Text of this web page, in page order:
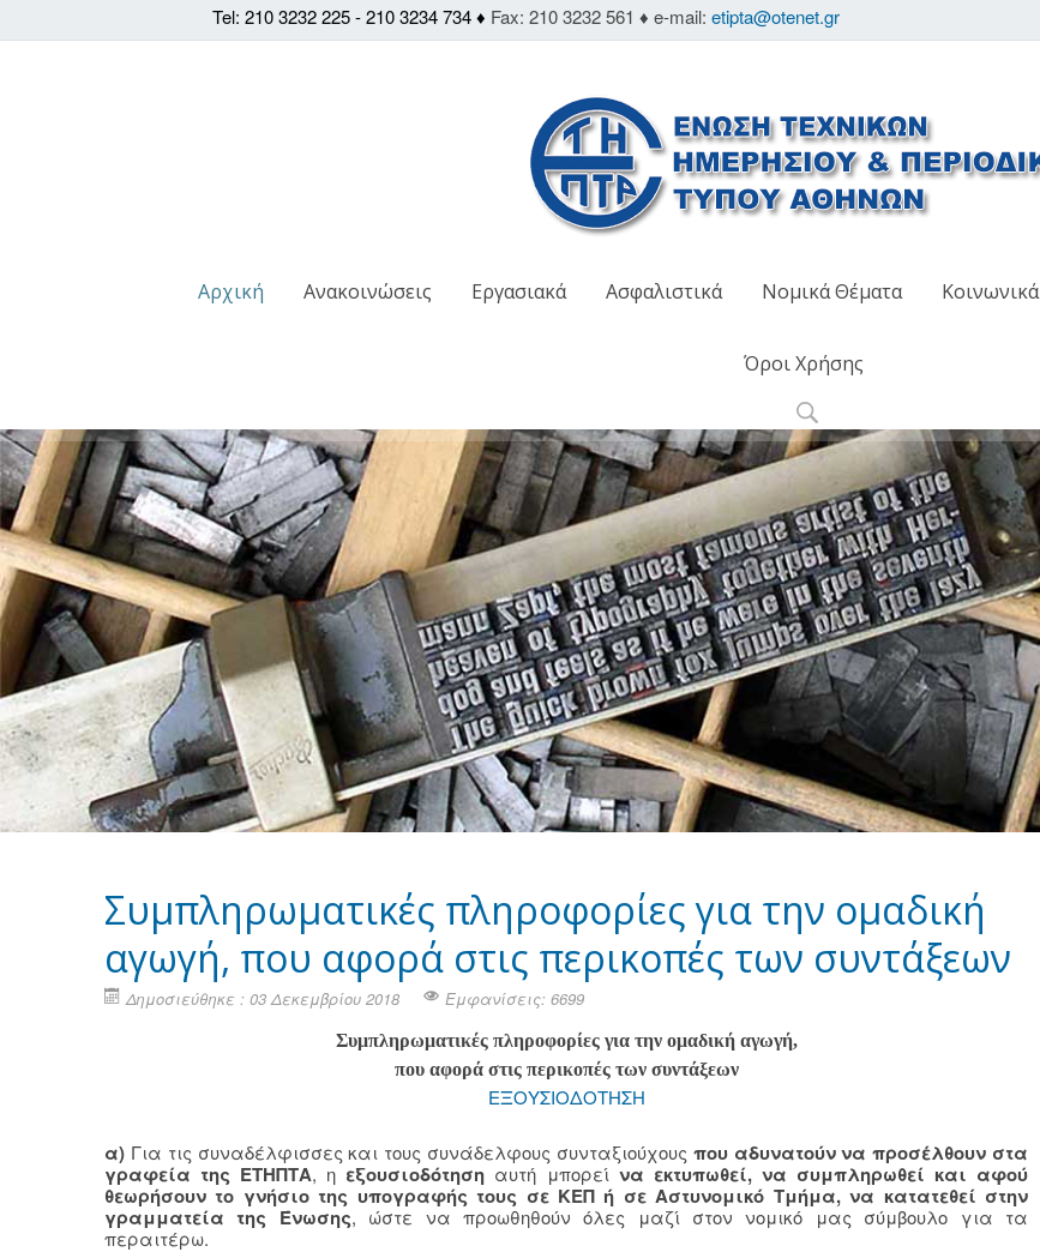
Tel: 210 3232 225 - 210 3234 734 ♦ Fax: 210 3232 561 ♦ e-mail: etipta@otenet.gr
Αρχική Ανακοινώσεις Εργασιακά Ασφαλιστικά Νομικά Θέματα Κοινωνικά
Όροι Χρήσης
Συμπληρωματικές πληροφορίες για την ομαδική
αγωγή, που αφορά στις περικοπές των συντάξεων
Δημοσιεύθηκε : 03 Δεκεμβρίου 2018 Εμφανίσεις: 6699
Συμπληρωματικές πληροφορίες για την ομαδική αγωγή,
που αφορά στις περικοπές των συντάξεων
ΕΞΟΥΣΙΟΔΟΤΗΣΗ
α) Για τις συναδέλφισσες και τους συνάδελφους συνταξιούχους που αδυνατούν να προσέλθουν στα
γραφεία της ΕΤΗΠΤΑ, η εξουσιοδότηση αυτή μπορεί να εκτυπωθεί, να συμπληρωθεί και αφού
θεωρήσουν το γνήσιο της υπογραφής τους σε ΚΕΠ ή σε Αστυνομικό Τμήμα, να κατατεθεί στην
γραμματεία της Ένωσης, ώστε να προωθηθούν όλες μαζί στον νομικό μας σύμβουλο για τα
περαιτέρω.